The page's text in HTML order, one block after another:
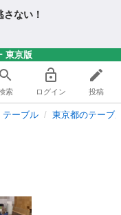
ない！
東京版
索 ログイン 投稿
テーブル 東京都のテーブ